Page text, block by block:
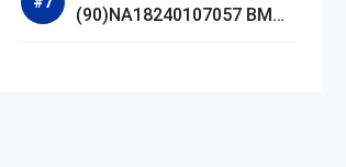
(90)NA18240107057 BMG